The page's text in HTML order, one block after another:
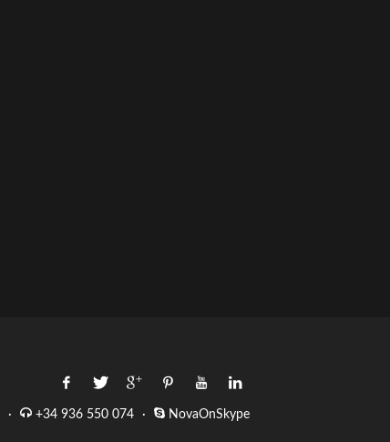
· +34 936 550 074 · NovaOnSkype